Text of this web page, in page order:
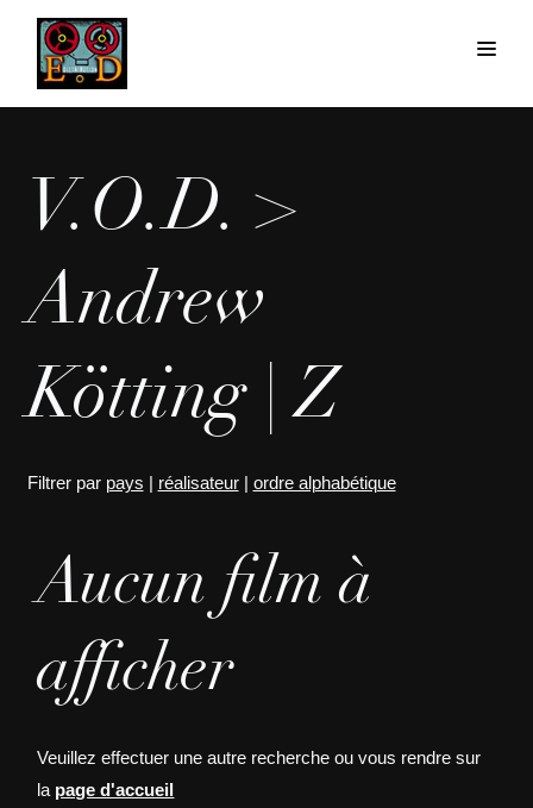
V.O.D. >
Andrew
Kötting | Z
Filtrer par pays | réalisateur| ordre alphabétique
Aucun film à
afficher
Veuillez effectuer une autre recherche ou vous rendre sur
la page d'accueil